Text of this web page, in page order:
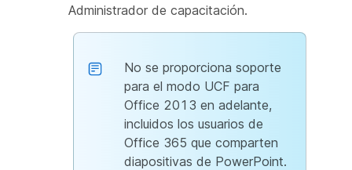
Administrador de capacitación.
No se proporciona soporte
para el modo UCF para
Office 2013 en adelante,
incluidos los usuarios de
Office 365 que comparten
diapositivas de PowerPoint.